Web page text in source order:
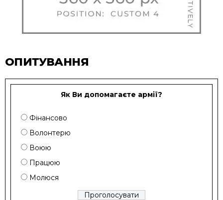
ОПИТУВАННЯ
Як Ви допомагаєте армії?
Фінансово
Волонтерю
Воюю
Працюю
Молюся